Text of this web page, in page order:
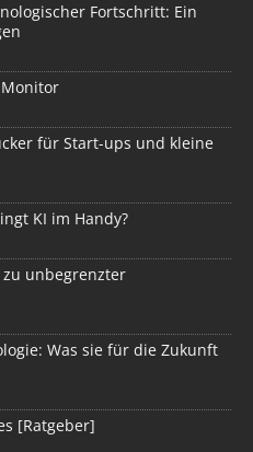
Fortschritt: Ein
Monitor
für Start-ups und kleine
KI im Handy?
unbegrenzter
Was sie für die Zukunft
[Ratgeber]